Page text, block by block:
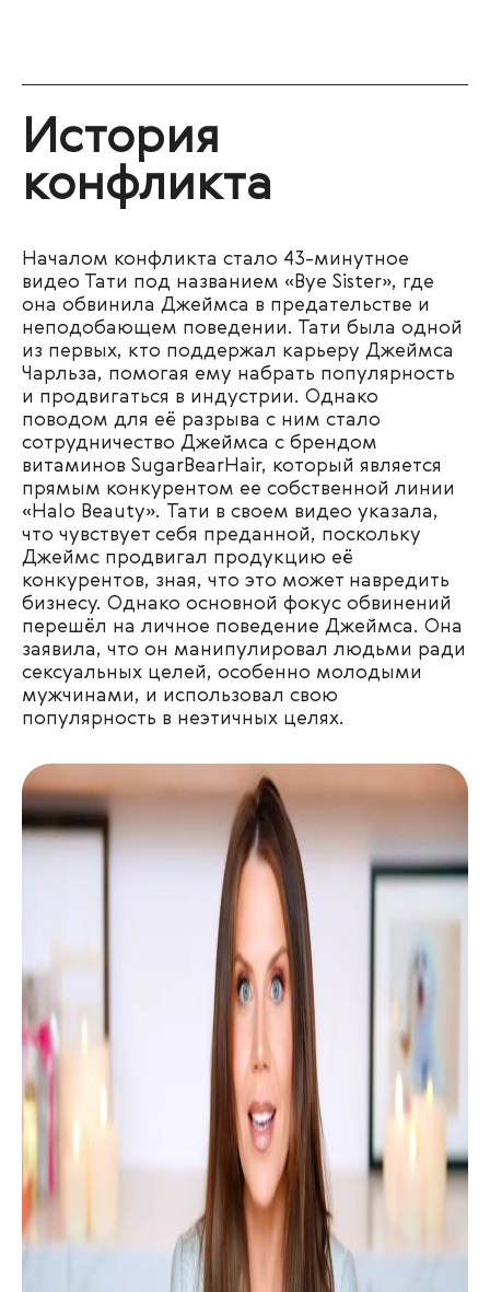
История
конфликта
Началом конфликта стало 43-минутное
видео Тати под названием « Bye Sister», где
она обвинила Джеймса в предательстве и
неподобающем поведении. Тати была одной
из первых, кто поддержал карьеру Джеймса
Чарльза, помогая ему набрать популярность
и продвигаться в индустрии. Однако
поводом для её разрыва с ним стало
сотрудничество Джеймса с брендом
витаминов SugarBearHair, который является
прямым конкурентом ее собственной линии
« Halo Beauty». Тати в своем видео указала,
что чувствует себя преданной, поскольку
Джеймс продвигал продукцию её
конкурентов, зная, что это может навредить
бизнесу. Однако основной фокус обвинений
перешёл на личное поведение Джеймса. Она
заявила, что он манипулировал людьми ради
сексуальных целей, особенно молодыми
мужчинами, и использовал свою
популярность в неэтичных целях.